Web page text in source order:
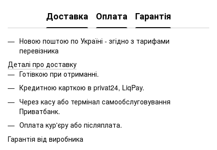
Доставка Оплата Гарантія
Новою поштою по Україні - згідно з тарифами
перевізника
Деталі про доставку
Готівкою при отриманні.
Кредитною карткою в privat24, LiqPay.
Через касу або термінал самообслуговування
Приватбанк.
Оплата кур'єру або післяплата.
Гарантія від виробника